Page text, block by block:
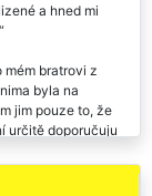
a hned mi
bratrovi z
byla na
jim pouze to, že
určitě doporučuju